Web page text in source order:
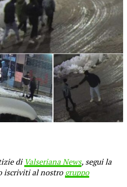
di Valseriana News, segui la
iscriviti al nostrogruppo